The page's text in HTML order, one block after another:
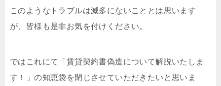
このようなトラブルは滅多にないこととは思います
が、皆様も是非お気を付けください。
ではこれにて「賃貸契約書偽造について解説いたしま
す！」の知恵袋を閉じさせていただきたいと思いま